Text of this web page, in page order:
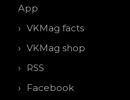
App
VKMag facts
VKMag shop
RSS
Facebook